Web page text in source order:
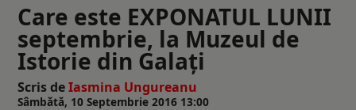
Care este EXPONATUL LUNII
septembrie, la Muzeul de
Istorie din Galați
Scris deIasmina Ungureanu
Sâmbătă, 10 Septembrie 2016 13:00